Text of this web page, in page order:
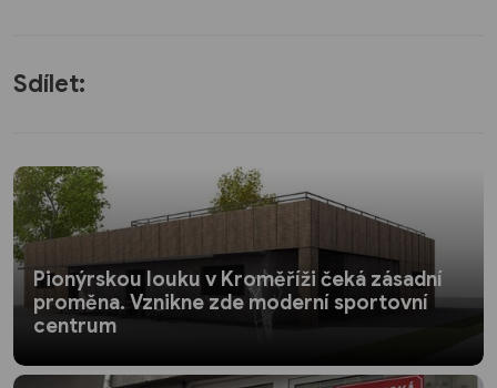
Sdílet:
Pionýrskou louku v Kroměříži čeká zásadní
proměna. Vznikne zde moderní sportovní
centrum